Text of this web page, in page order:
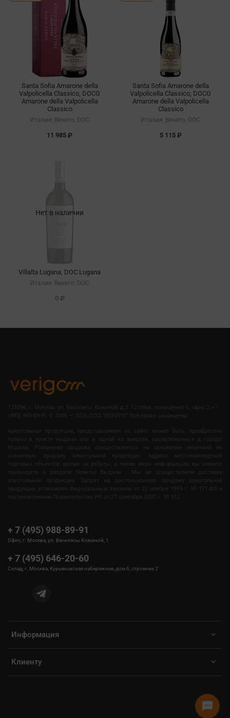
Santa Sofia Amarone della
Valpolicella Classico, DOCG
Amarone della Valpolicella
Classico
Италия, Венето, DOC
11 985 ₽
Santa Sofia Amarone della
Valpolicella Classico, DOCG
Amarone della Valpolicella
Classico
Италия, Венето, DOC
5 115 ₽
Нет в наличии
Villalta Lugana, DOC Lugana
Италия, Венето, DOC
0 ₽
Информация
Клиенту
+ 7 (495) 988-89-91
Офис, г. Москва, ул. Василисы Кожиной, 1
+ 7 (495) 646-20-60
Склад, г. Москва, Курьяновская набережная, дом 6, строение 2
sms